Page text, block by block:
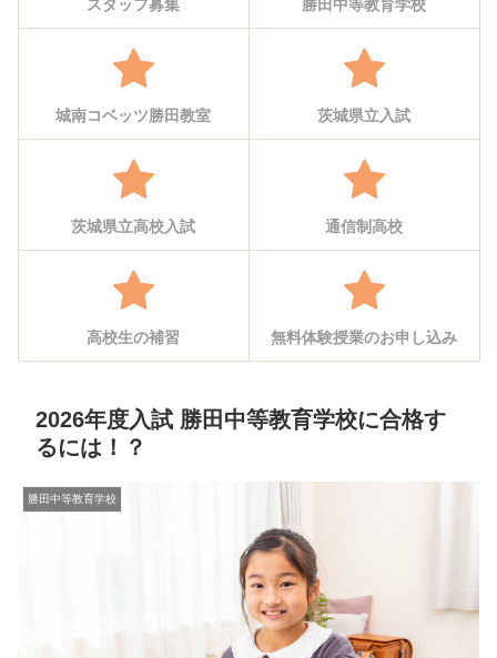
スタッフ募集 勝田中等教育学校
城南コベッツ勝田教室 茨城県立入試
茨城県立高校入試 通信制高校
高校生の補習 無料体験授業のお申し込み
2026年度入試 勝田中等教育学校に合格す
るには！？
勝田中等教育学校